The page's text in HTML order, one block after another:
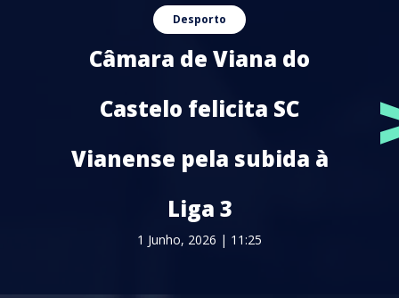
Desporto
Câmara de Viana do
Castelo felicita SC
Vianense pela subida à
Liga 3
1 Junho, 2026 | 11:25